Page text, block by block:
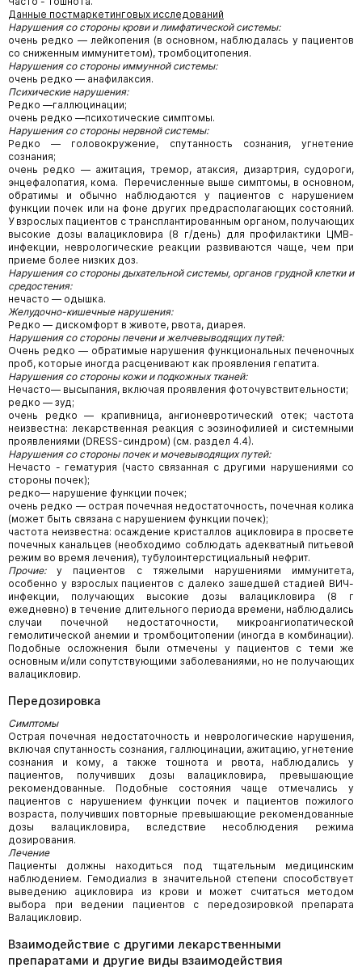
Данные постмаркетинговых исследований
Нарушения со стороны крови и лимфатической системы:
очень редко — лейкопения (в основном, наблюдалась у пациентов
со сниженным иммунитетом), тромбоцитопения.
Нарушения со стороны иммунной системы:
очень редко — анафилаксия.
Психические нарушения:
Редко —галлюцинации;
очень редко —психотические симптомы.
Нарушения со стороны нервной системы:
Редко — головокружение, спутанность сознания, угнетение
сознания;
очень редко — ажитация, тремор, атаксия, дизартрия, судороги,
энцефалопатия, кома. Перечисленные выше симптомы, в основном,
обратимы и обычно наблюдаются у пациентов с нарушением
функции почек или на фоне других предрасполагающих состояний.
У взрослых пациентов с трансплантированным органом, получающих
высокие дозы валацикловира (8 г/день) для профилактики ЦМВ-
инфекции, неврологические реакции развиваются чаще, чем при
приеме более низких доз.
Нарушения со стороны дыхательной системы, органов грудной клетки и
средостения:
нечасто — одышка.
Желудочно-кишечные нарушения:
Редко — дискомфорт в животе, рвота, диарея.
Нарушения со стороны печени и желчевыводящих путей:
Очень редко — обратимые нарушения функциональных печеночных
проб, которые иногда расценивают как проявления гепатита.
Нарушения со стороны кожи и подкожных тканей:
Нечасто— высыпания, включая проявления фоточувствительности;
редко — зуд;
очень редко — крапивница, ангионевротический отек; частота
неизвестна: лекарственная реакция с эозинофилией и системными
проявлениями (DRESS-синдром) (см. раздел 4.4).
Нарушения со стороны почек и мочевыводящих путей:
Нечасто - гематурия (часто связанная с другими нарушениями со
стороны почек);
редко— нарушение функции почек;
очень редко — острая почечная недостаточность, почечная колика
(может быть связана с нарушением функции почек);
частота неизвестна: осаждение кристаллов ацикловира в просвете
почечных канальцев (необходимо соблюдать адекватный питьевой
режим во время лечения), тубулоинтерстициальный нефрит.
Прочие:у пациентов с тяжелыми нарушениями иммунитета,
особенно у взрослых пациентов с далеко зашедшей стадией ВИЧ-
инфекции, получающих высокие дозы валацикловира (8 г
ежедневно) в течение длительного периода времени, наблюдались
случаи почечной недостаточности, микроангиопатической
гемолитической анемии и тромбоцитопении (иногда в комбинации).
Подобные осложнения были отмечены у пациентов с теми же
основным и/или сопутствующими заболеваниями, но не получающих
валацикловир.
Передозировка
Симптомы
Острая почечная недостаточность и неврологические нарушения,
включая спутанность сознания, галлюцинации, ажитацию, угнетение
сознания и кому, а также тошнота и рвота, наблюдались у
пациентов, получивших дозы валацикловира, превышающие
рекомендованные. Подобные состояния чаще отмечались у
пациентов с нарушением функции почек и пациентов пожилого
возраста, получивших повторные превышающие рекомендованные
дозы валацикловира, вследствие несоблюдения режима
дозирования.
Лечение
Пациенты должны находиться под тщательным медицинским
наблюдением. Гемодиализ в значительной степени способствует
выведению ацикловира из крови и может считаться методом
выбора при ведении пациентов с передозировкой препарата
Валацикловир.
Взаимодействие с другими лекарственными
препаратами и другие виды взаимодействия